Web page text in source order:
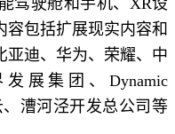
包括扩展现实内容和
亚迪、华为、荣耀、中
展集团、Dynamic
漕河泾开发总公司等